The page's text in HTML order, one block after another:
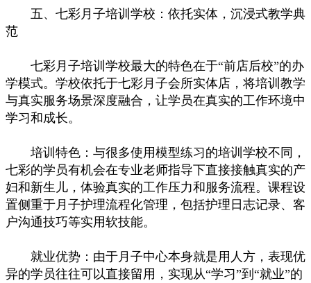
五、七彩月子培训学校：依托实体，沉浸式教学典
范
七彩月子培训学校最大的特色在于“前店后校”的办
学模式。学校依托于七彩月子会所实体店，将培训教学
与真实服务场景深度融合，让学员在真实的工作环境中
学习和成长。
培训特色：与很多使用模型练习的培训学校不同，
七彩的学员有机会在专业老师指导下直接接触真实的产
妇和新生儿，体验真实的工作压力和服务流程。课程设
置侧重于月子护理流程化管理，包括护理日志记录、客
户沟通技巧等实用软技能。
就业优势：由于月子中心本身就是用人方，表现优
异的学员往往可以直接留用，实现从“学习”到“就业”的